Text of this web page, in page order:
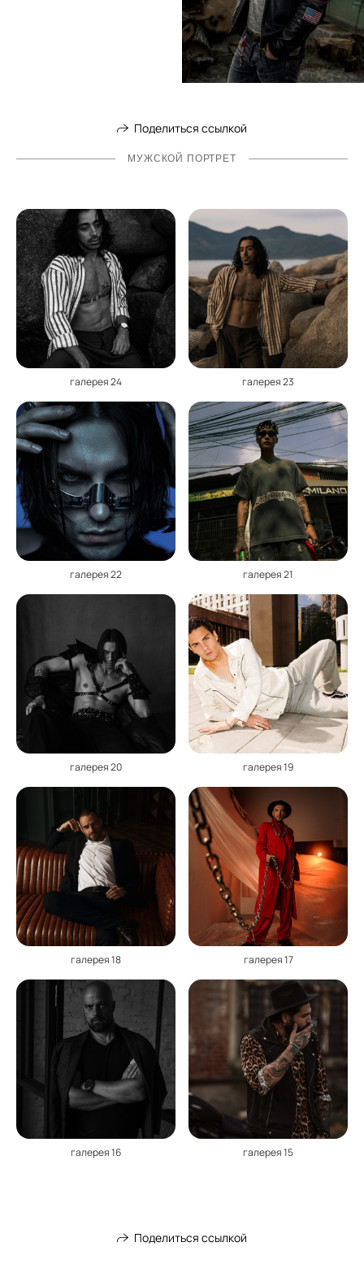
Поделиться ссылкой
МУЖСКОЙ ПОРТРЕТ
галерея 24 галерея 23
галерея 22 галерея 21
галерея 20 галерея 19
галерея 18 галерея 17
галерея 16 галерея 15
Поделиться ссылкой